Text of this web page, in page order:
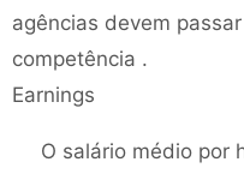
agências devem
competência .
Earnings
O salário médio por